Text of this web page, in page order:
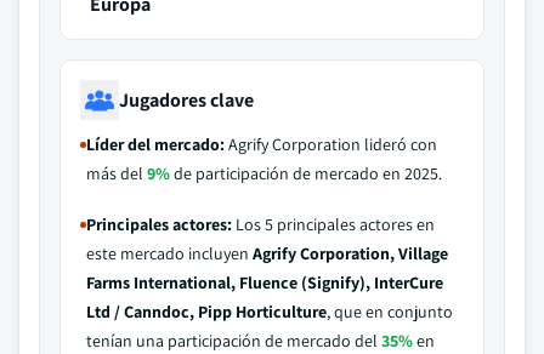
Jugadores clave
Líder del mercado:Agrify Corporation lideró con
más del 9%de participación de mercado en 2025.
Principales actores: Los 5 principales actores en
este mercado incluyen Agrify Corporation, Village
Farms International, Fluence (Signify), InterCure
Ltd / Canndoc, Pipp Horticulture, que en conjunto
tenían una participación de mercado del 35%en